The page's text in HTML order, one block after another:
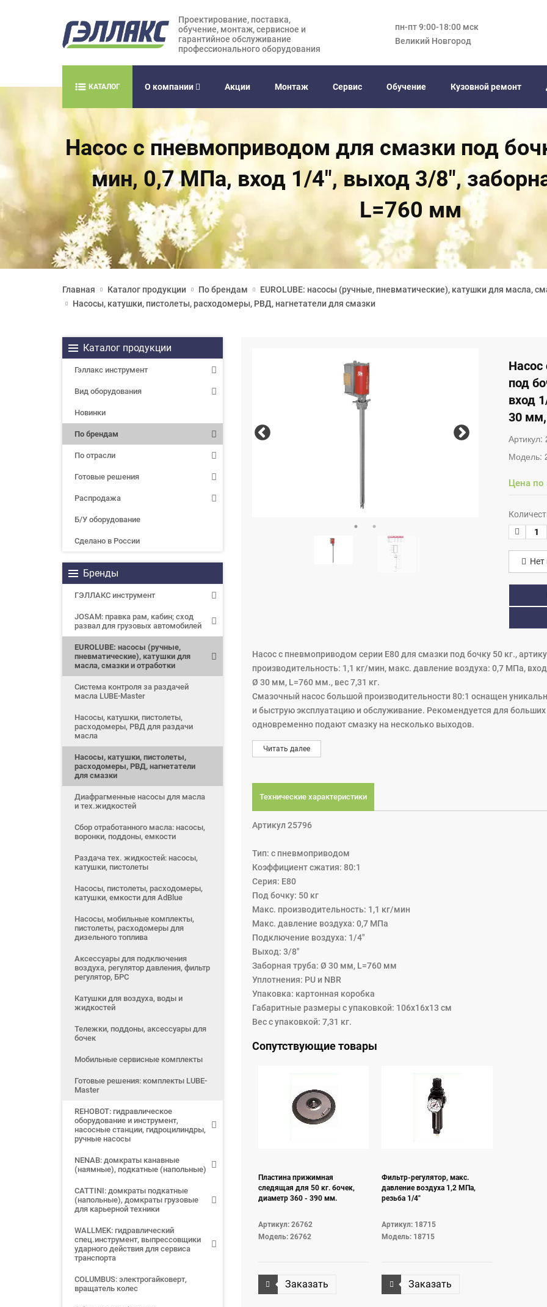
Проектирование, поставка,
обучение, монтаж, сервисное и
гарантийное обслуживание
профессионального оборудования
пн-пт 9:00-18:00 мск
Великий Новгород
КАТАЛОГ О компании Акции Монтаж Сервис Обучение Кузовной ремонт
Насос с пневмоприводом для смазки под
мин, 0,7 МПа, вход 1/4", выход 3/8",
L=760 мм
Главная Каталог продукции По брендам
EUROLUBE: насосы (ручные, пневматические), катушки для масла,
Насосы, катушки, пистолеты, расходомеры, РВД, нагнетатели для смазки
Каталог продукции
Гэллакс инструмент
Вид оборудования
Новинки
По брендам
По отрасли
Готовые решения
Распродажа
Б/У оборудование
Сделано в России
Бренды
ГЭЛЛАКС инструмент
JOSAM: правка рам, кабин; сход
развал для грузовых автомобилей
EUROLUBE: насосы (ручные,
пневматические), катушки для
масла, смазки и отработки
Система контроля за раздачей
масла LUBE-Master
Насосы, катушки, пистолеты,
расходомеры, РВД для раздачи
масла
Насосы, катушки, пистолеты,
расходомеры, РВД, нагнетатели
для смазки
Диафрагменные насосы для масла
и тех.жидкостей
Сбор отработанного масла: насосы,
воронки, поддоны, емкости
Раздача тех. жидкостей: насосы,
катушки, пистолеты
Насосы, пистолеты, расходомеры,
катушки, емкости для AdBlue
Насосы, мобильные комплекты,
пистолеты, расходомеры для
дизельного топлива
Аксессуары для подключения
воздуха, регулятор давления, фильтр
регулятор, БРС
Катушки для воздуха, воды и
жидкостей
Тележки, поддоны, аксессуары для
бочек
Мобильные сервисные комплекты
Готовые решения: комплекты LUBE-
Master
REHOBOT: гидравлическое
оборудование и инструмент,
насосные станции, гидроцилиндры,
ручные насосы
NENAB: домкраты канавные
(наямные), подкатные (напольные)
CATTINI: домкраты подкатные
(напольные), домкраты грузовые
для карьерной техники
WALLMEK: гидравлический
спец.инструмент, выпрессовщики
ударного действия для сервиса
транспорта
COLUMBUS: электрогайковерт,
вращатель колес
Насос
под
вход
30
Артикул:
Модель:
Цена по
Нет
Насос с пневмоприводом серии Е80 для смазки под бочку 50 кг.,
производительность: 1,1 кг/мин, макс. давление воздуха: 0,7 МПа,
Ø 30 мм, L=760 мм., вес 7,31 кг.
Смазочный насос большой производительности 80:1 оснащен
и быструю эксплуатацию и обслуживание. Рекомендуется для
одновременно подают смазку на несколько выходов.
Для средних и больших трубопроводных систем для смазки в
насос с пневматическим приводом, предназначенный для
Эти насосы могут устанавливаться на мобильных устройствах, а
распределительной линии. Уникальный дизайн пневмодвигателя.
насос. Насосы Eurolube известны во всем мире благодаря своей
для использования в передвижных комплектах для раздачи смазки,
вязкостью до NLGI 3.
На корпусе впускного отверстия смазочного насоса необходимо
предотвращения попадания грязи в насос из загрязненной бочки,
Читать далее
Технические характеристики
Артикул 25796
Тип: с пневмоприводом
Коэффициент сжатия: 80:1
Серия: Е80
Под бочку: 50 кг
Макс. производительность: 1,1 кг/мин
Макс. давление воздуха: 0,7 МПа
Подключение воздуха: 1/4"
Выход: 3/8"
Заборная труба: Ø 30 мм, L=760 мм
Уплотнения: PU и NBR
Упаковка: картонная коробка
Габаритные размеры с упаковкой: 106x16x13 см
Вес с упаковкой: 7,31 кг.
Сопутствующие товары
Пластина прижимная
следящая для 50 кг. бочек,
диаметр 360 - 390 мм.
Артикул: 26762
Модель: 26762
Заказать
Фильтр-регулятор, макс.
давление воздуха 1,2 МПа,
резьба 1/4"
Артикул: 18715
Модель: 18715
Заказать